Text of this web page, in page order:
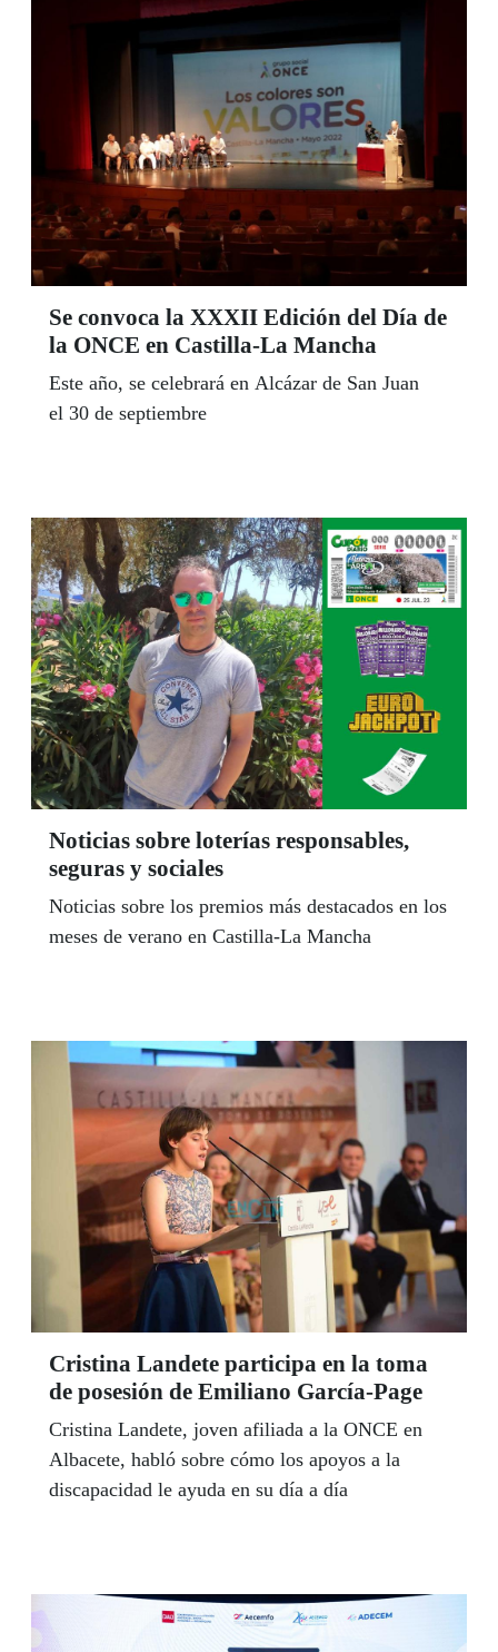
Se convoca la XXXII Edición del Día de
la ONCE en Castilla-La Mancha
Este año, se celebrará en Alcázar de San Juan
el 30 de septiembre
Noticias sobre loterías responsables,
seguras y sociales
Noticias sobre los premios más destacados en los
meses de verano en Castilla-La Mancha
Cristina Landete participa en la toma
de posesión de Emiliano García-Page
Cristina Landete, joven afiliada a la ONCE en
Albacete, habló sobre cómo los apoyos a la
discapacidad le ayuda en su día a día